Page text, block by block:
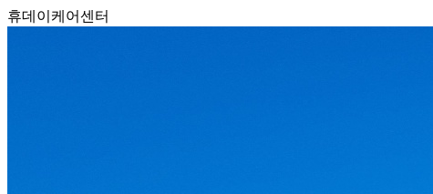
휴데이케어센터